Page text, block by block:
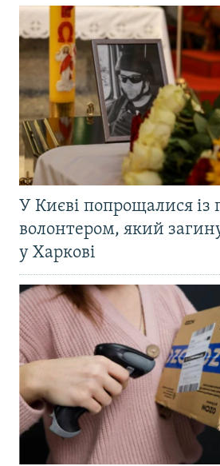
У Києві попрощалися із
волонтером, який
у Харкові